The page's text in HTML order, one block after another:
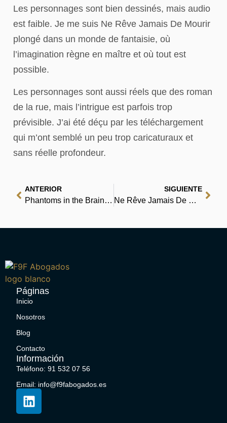
Les personnages sont bien dessinés, mais audio
est faible. Je me suis Ne Rêve Jamais De Mourir
plongé dans un monde de fantaisie, où
l’imagination règne en maître et où tout est
possible.
Les personnages sont aussi réels que des roman
de la rue, mais l’intrigue est parfois trop
prévisible. J’ai été déçu par les téléchargement
qui m’ont semblé un peu trop caricaturaux et
sans réelle profondeur.
ANTERIOR
Phantoms in the Brain: Human Nature and the Architecture of the Mind : Reading
SIGUIENTE
Ne Rêve Jamais De Mourir – eBook (EPUB)
Páginas
Inicio
Nosotros
Blog
Contacto
Información
Teléfono: 91 532 07 56
Email: info@f9fabogados.es